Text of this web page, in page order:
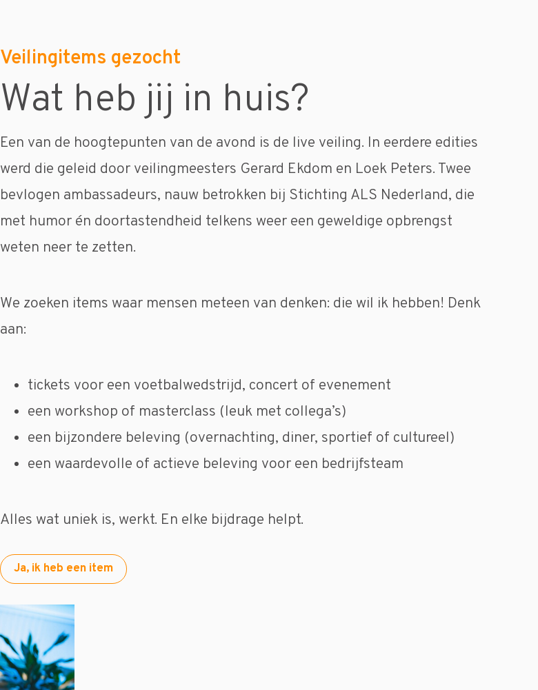
Veilingitems gezocht
Wat heb jij in huis?
Een van de hoogtepunten van de avond is de live veiling. In eerdere edities
werd die geleid door veilingmeesters Gerard Ekdom en Loek Peters. Twee
bevlogen ambassadeurs, nauw betrokken bij Stichting ALS Nederland, die
met humor én doortastendheid telkens weer een geweldige opbrengst
weten neer te zetten.
We zoeken items waar mensen meteen van denken: die wil ik hebben! Denk
aan:
tickets voor een voetbalwedstrijd, concert of evenement
een workshop of masterclass (leuk met collega’s)
een bijzondere beleving (overnachting, diner, sportief of cultureel)
een waardevolle of actieve beleving voor een bedrijfsteam
Alles wat uniek is, werkt. En elke bijdrage helpt.
Ja, ik heb een item